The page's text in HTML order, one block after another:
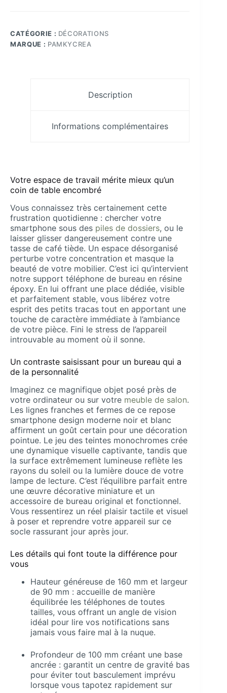
en
résine
CATÉGORIE : DÉCORATIONS
MARQUE : PAMKYCREA
Description
Informations complémentaires
Votre espace de travail mérite mieux qu’un
coin de table encombré
Vous connaissez très certainement cette
frustration quotidienne : chercher votre
smartphone sous des piles de dossiers, ou le
laisser glisser dangereusement contre une
tasse de café tiède. Un espace désorganisé
perturbe votre concentration et masque la
beauté de votre mobilier. C’est ici qu’intervient
notre support téléphone de bureau en résine
époxy. En lui offrant une place dédiée, visible
et parfaitement stable, vous libérez votre
esprit des petits tracas tout en apportant une
touche de caractère immédiate à l’ambiance
de votre pièce. Fini le stress de l’appareil
introuvable au moment où il sonne.
Un contraste saisissant pour un bureau qui a
de la personnalité
Imaginez ce magnifique objet posé près de
votre ordinateur ou sur votre meuble de salon.
Les lignes franches et fermes de ce repose
smartphone design moderne noir et blanc
affirment un goût certain pour une décoration
pointue. Le jeu des teintes monochromes crée
une dynamique visuelle captivante, tandis que
la surface extrêmement lumineuse reflète les
rayons du soleil ou la lumière douce de votre
lampe de lecture. C’est l’équilibre parfait entre
une œuvre décorative miniature et un
accessoire de bureau original et fonctionnel.
Vous ressentirez un réel plaisir tactile et visuel
à poser et reprendre votre appareil sur ce
socle rassurant jour après jour.
Les détails qui font toute la différence pour
vous
Hauteur généreuse de 160 mm et largeur
de 90 mm : accueille de manière
équilibrée les téléphones de toutes
tailles, vous offrant un angle de vision
idéal pour lire vos notifications sans
jamais vous faire mal à la nuque.
Profondeur de 100 mm créant une base
ancrée : garantit un centre de gravité bas
pour éviter tout basculement imprévu
lorsque vous tapotez rapidement sur